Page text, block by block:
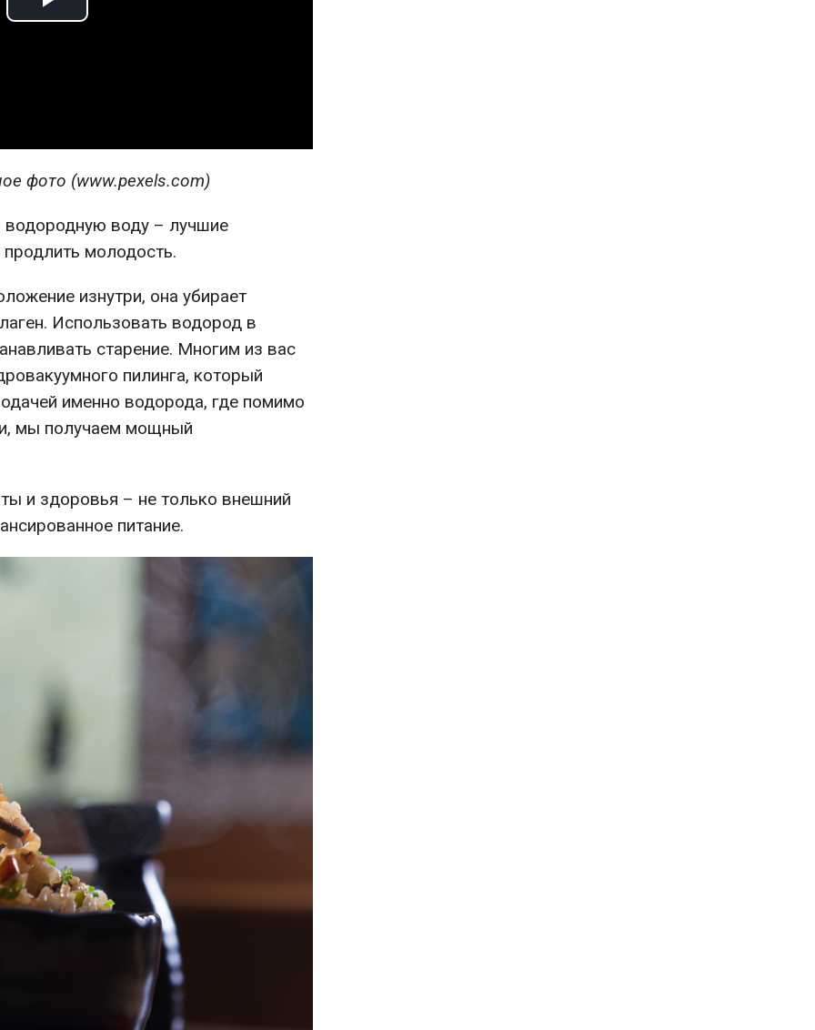
Play
фото (www.pexels.com)
водородную воду – лучшие
молодость.
изнутри, она убирает
Использовать водород в
старение. Многим из вас
пилинга, который
именно водорода, где помимо
мы получаем мощный
и здоровья – не только внешний
питание.